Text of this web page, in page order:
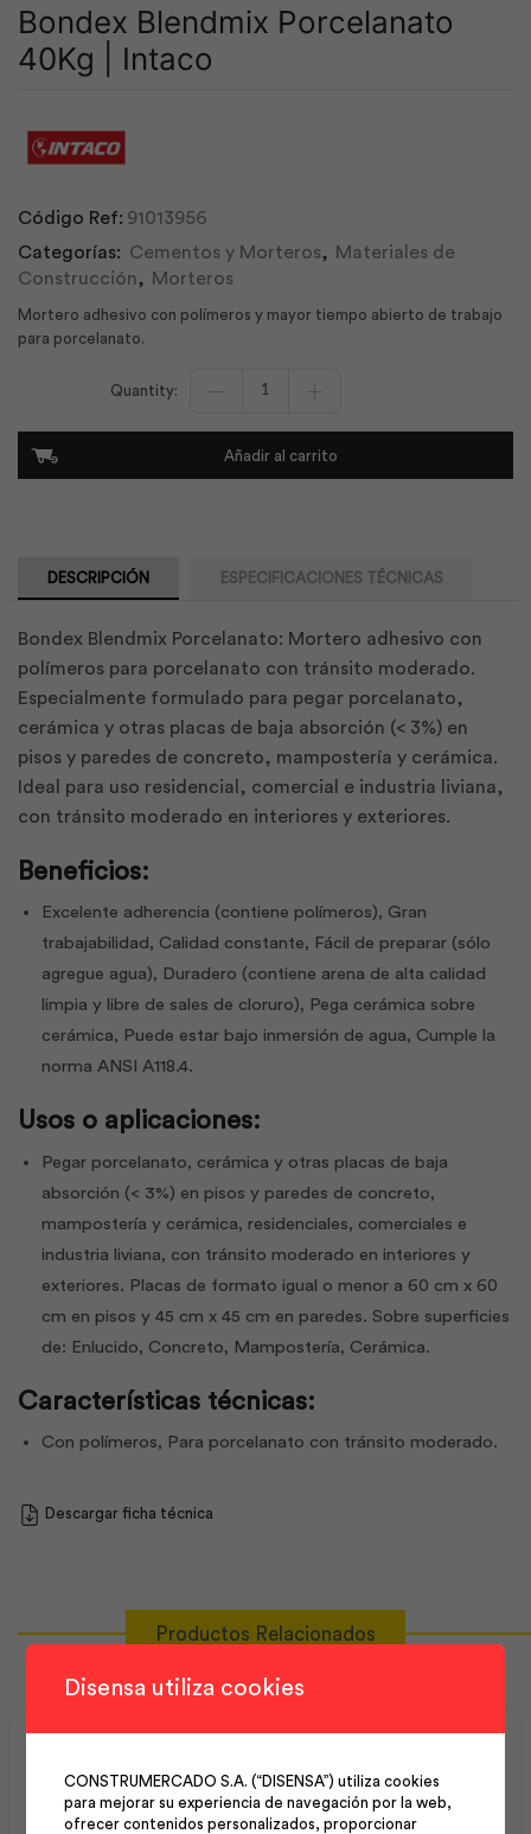
Bondex Blendmix Porcelanato
40Kg | Intaco
Código Ref: 91013956
Categorías: Cementos y Morteros,
Materiales de
Construcción, Morteros
Mortero adhesivo con polímeros y mayor tiempo abierto de trabajo
para porcelanato.
Añadir al carrito
DESCRIPCIÓN ESPECIFICACIONES TÉCNICAS
Bondex Blendmix Porcelanato: Mortero adhesivo con
polímeros para porcelanato con tránsito moderado.
Especialmente formulado para pegar porcelanato,
cerámica y otras placas de baja absorción (< 3%) en
pisos y paredes de concreto, mampostería y cerámica.
Ideal para uso residencial, comercial e industria liviana,
con tránsito moderado en interiores y exteriores.
Beneficios:
Excelente adherencia (contiene polímeros), Gran
trabajabilidad, Calidad constante, Fácil de preparar (sólo
agregue agua), Duradero (contiene arena de alta calidad
limpia y libre de sales de cloruro), Pega cerámica sobre
cerámica, Puede estar bajo inmersión de agua, Cumple la
norma ANSI A118.4.
Usos o aplicaciones:
Pegar porcelanato, cerámica y otras placas de baja
absorción (< 3%) en pisos y paredes de concreto,
mampostería y cerámica, residenciales, comerciales e
industria liviana, con tránsito moderado en interiores y
exteriores. Placas de formato igual o menor a 60 cm x 60
cm en pisos y 45 cm x 45 cm en paredes. Sobre superficies
de: Enlucido, Concreto, Mampostería, Cerámica.
Características técnicas:
Con polímeros, Para porcelanato con tránsito moderado.
Descargar ficha técnica
Productos Relacionados
Disensa utiliza cookies
CONSTRUMERCADO S.A. (“DISENSA”) utiliza cookies
para mejorar su experiencia de navegación por la web,
ofrecer contenidos personalizados, proporcionar